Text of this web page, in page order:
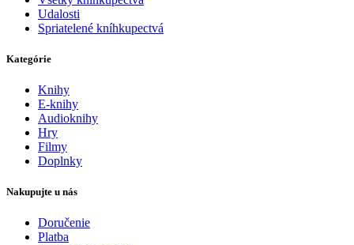
Udalosti
Spriatelené kníhkupectvá
Kategórie
Knihy
E-knihy
Audioknihy
Hry
Filmy
Doplnky
Nakupujte u nás
Doručenie
Platba